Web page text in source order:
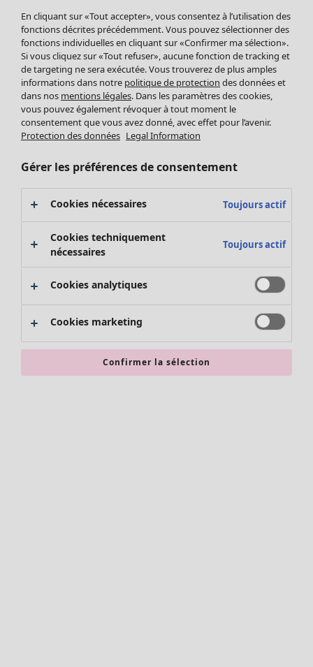
Leggings et collants
Accessoires
Chaussures
Vêtements de bain
Basics
Soldes Mobilier
Bonnes affaires déco
Décoration
Textiles
Tapis
Éponge
Promos SOLDES
Les promos de Gudrun Sjödén
Nouvel arrivage
Bonnes affaires en soldes - jusqu'à -70
En cliquant sur «Tout accepter», vous consentez à l’utilisation des
fonctions décrites précédemment. Vous pouvez sélectionner des
fonctions individuelles en cliquant sur «Confirmer ma sélection».
Si vous cliquez sur «Tout refuser», aucune fonction de tracking et
de targeting ne sera exécutée. Vous trouverez de plus amples
informations dans notre politique de protection des données et
dans nos mentions légales. Dans les paramètres des cookies,
vous pouvez également révoquer à tout moment le
consentement que vous avez donné, avec effet pour l’avenir.
Protection des données Legal Information
Gérer les préférences de consentement
Cookies nécessaires Toujours actif
Cookies techniquement
nécessaires
Toujours actif
Cookies analytiques
Cookies marketing
Confirmer la sélection